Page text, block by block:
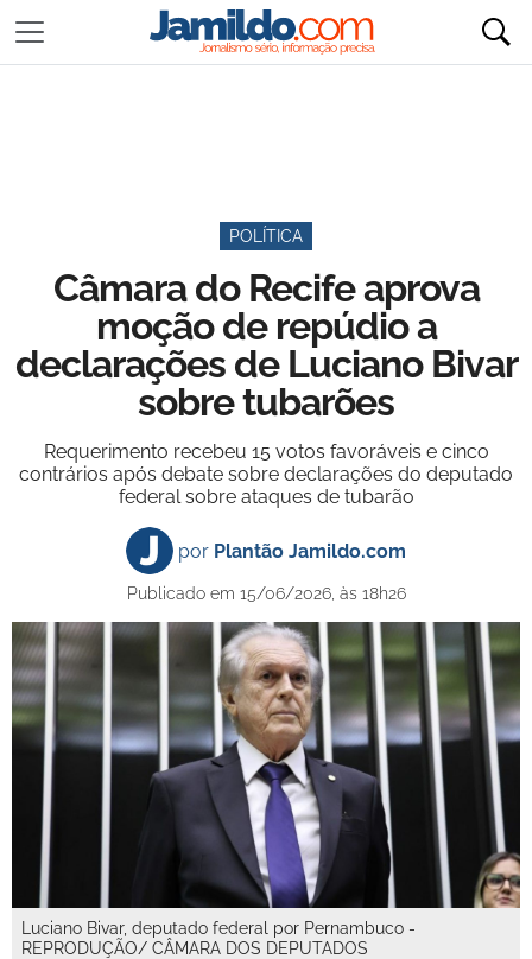
POLÍTICA
Câmara do Recife aprova
moção de repúdio a
declarações de Luciano Bivar
sobre tubarões
Requerimento recebeu 15 votos favoráveis e cinco
contrários após debate sobre declarações do deputado
federal sobre ataques de tubarão
por Plantão Jamildo.com
Publicado em 15/06/2026, às 18h26
Luciano Bivar, deputado federal por Pernambuco -
REPRODUÇÃO/ CÂMARA DOS DEPUTADOS